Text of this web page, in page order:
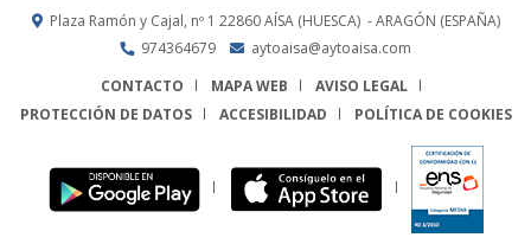
Plaza Ramón y Cajal, nº 1 22860 AÍSA (HUESCA) - ARAGÓN (ESPAÑA)
974364679
aytoaisa@aytoaisa.com
CONTACTO
MAPA WEB
AVISO LEGAL
PROTECCIÓN DE DATOS
ACCESIBILIDAD POLÍTICA DE COOKIES